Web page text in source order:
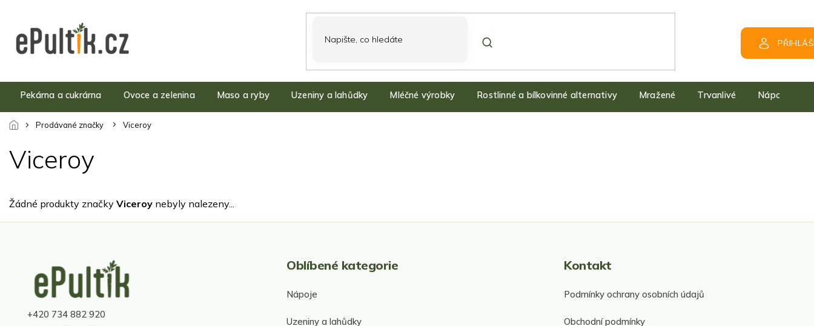
obsah
Pekárna a cukrárna Ovoce a zelenina Maso a ryby Uzeniny a lahůdky Mléčné výrobky Rostlinné a bílkovinné alternativy Mražené Trvanlivé Nápoje
Prodávané značky Viceroy
Viceroy
Žádné produkty značky Viceroy nebyly nalezeny...
+420 734 882 920
Oblíbené kategorie
Nápoje
Uzeniny a lahůdky
Kontakt
Podmínky ochrany osobních údajů
Obchodní podmínky